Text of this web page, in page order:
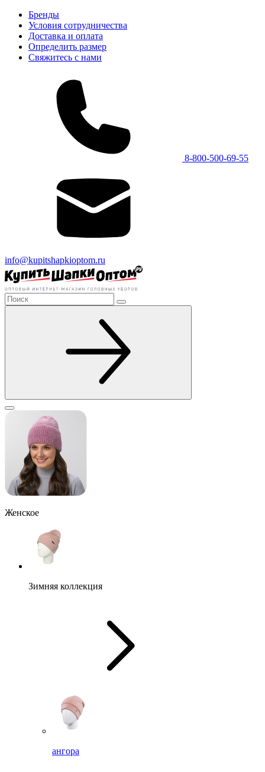
Бренды
Условия сотрудничества
Доставка и оплата
Определить размер
Свяжитесь с нами
8-800-500-69-55
info@kupitshapkioptom.ru
Женское
Зимняя коллекция
ангора